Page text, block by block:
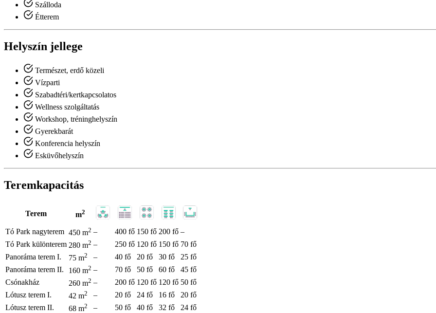
Szálloda
Étterem
Helyszín jellege
Természet, erdő közeli
Vízparti
Szabadtéri/kertkapcsolatos
Wellness szolgáltatás
Workshop, tréninghelyszín
Gyerekbarát
Konferencia helyszín
Esküvőhelyszín
Teremkapacitás
Terem m2
Tó Park nagyterem 450 m2 – 400 fő 150 fő 200 fő –
Tó Park különterem 280 m2 – 250 fő 120 fő 150 fő 70 fő
Panoráma terem I.
75 m2 – 40 fő 20 fő 30 fő
25 fő
Panoráma terem II.
160 m2 – 70 fő 50 fő 60 fő
45 fő
Csónakház
260 m2 – 200 fő 120 fő 120 fő 50 fő
Lótusz terem I.
42 m2 – 20 fő 24 fő 16 fő
20 fő
Lótusz terem II.
68 m2 – 50 fő 40 fő 32 fő 24 fő